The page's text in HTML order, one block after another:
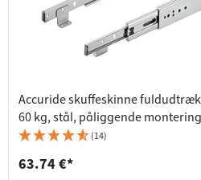
Accuride skuffeskinne
60 kg, stål, påliggende
(14)
63.74 €*